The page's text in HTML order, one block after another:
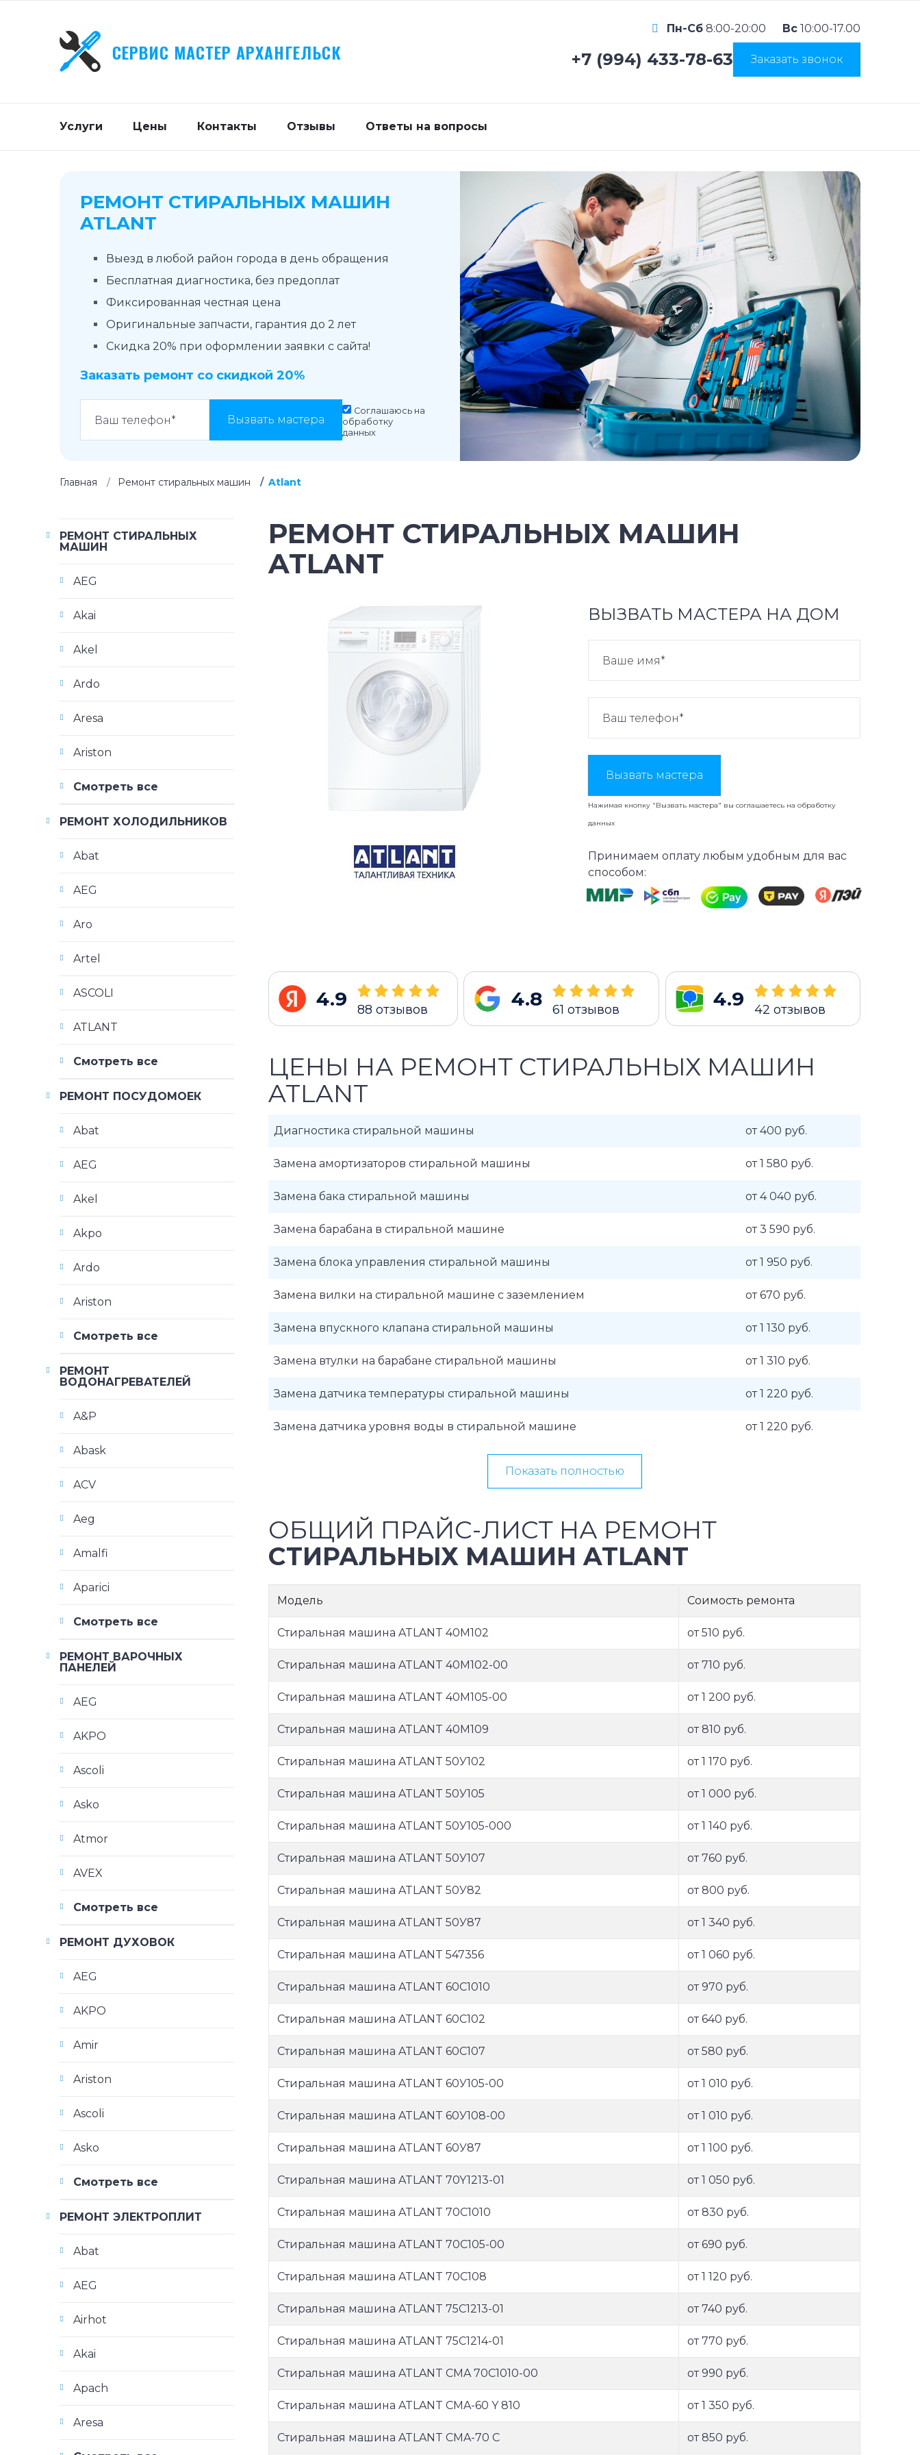
СЕРВИС МАСТЕР АРХАНГЕЛЬСК
Пн-Сб 8:00-20:00 Вс 10:00-17.00
+7 (994) 433-78-63 Заказать звонок
Услуги Цены Контакты Отзывы Ответы на вопросы
РЕМОНТ СТИРАЛЬНЫХ МАШИН
ATLANT
Выезд в любой район города в день обращения
Бесплатная диагностика, без предоплат
Фиксированная честная цена
Оригинальные запчасти, гарантия до 2 лет
Скидка 20% при оформлении заявки с сайта!
Заказать ремонт со скидкой 20%
Вызвать мастера
Соглашаюсь на
обработку
данных
Главная Ремонт стиральных машин Atlant
РЕМОНТ СТИРАЛЬНЫХ МАШИН
ATLANT
ВЫЗВАТЬ МАСТЕРА НА ДОМ
Вызвать мастера
Нажимая кнопку "Вызвать мастера" вы соглашаетесь наобработку
данных
Принимаем оплату любым удобным для вас
способом:
4.9 88 отзывов 4.8 61 отзывов 4.9 42 отзывов
ЦЕНЫ НА РЕМОНТ СТИРАЛЬНЫХ МАШИН
ATLANT
Диагностика стиральной машины от 400 руб.
Замена амортизаторов стиральной машины от 1 580 руб.
Замена бака стиральной машины от 4 040 руб.
Замена барабана в стиральной машине от 3 590 руб.
Замена блока управления стиральной машины от 1 950 руб.
Замена вилки на стиральной машине с заземлением от 670 руб.
Замена впускного клапана стиральной машины от 1 130 руб.
Замена втулки на барабане стиральной машины от 1 310 руб.
Замена датчика температуры стиральной машины от 1 220 руб.
Замена датчика уровня воды в стиральной машине от 1 220 руб.
Показать полностью
ОБЩИЙ ПРАЙС-ЛИСТ НА РЕМОНТ
СТИРАЛЬНЫХ МАШИН ATLANT
Модель Соимость ремонта
Стиральная машина ATLANT 40М102 от 510 руб.
Стиральная машина ATLANT 40М102-00 от 710 руб.
Стиральная машина ATLANT 40М105-00 от 1 200 руб.
Стиральная машина ATLANT 40М109 от 810 руб.
Стиральная машина ATLANT 50У102 от 1 170 руб.
Стиральная машина ATLANT 50У105 от 1 000 руб.
Стиральная машина ATLANT 50У105-000 от 1 140 руб.
Стиральная машина ATLANT 50У107 от 760 руб.
Стиральная машина ATLANT 50У82 от 800 руб.
Стиральная машина ATLANT 50У87 от 1 340 руб.
Стиральная машина ATLANT 547356 от 1 060 руб.
Стиральная машина ATLANT 60С1010 от 970 руб.
Стиральная машина ATLANT 60С102 от 640 руб.
Стиральная машина ATLANT 60С107 от 580 руб.
Стиральная машина ATLANT 60У105-00 от 1 010 руб.
Стиральная машина ATLANT 60У108-00 от 1 010 руб.
Стиральная машина ATLANT 60У87 от 1 100 руб.
Стиральная машина ATLANT 70Y1213-01 от 1 050 руб.
Стиральная машина ATLANT 70С1010 от 830 руб.
Стиральная машина ATLANT 70С105-00 от 690 руб.
Стиральная машина ATLANT 70С108 от 1 120 руб.
Стиральная машина ATLANT 75С1213-01 от 740 руб.
Стиральная машина ATLANT 75С1214-01 от 770 руб.
Стиральная машина ATLANT CMA 70C1010-00 от 990 руб.
Стиральная машина ATLANT CMA-60 Y 810 от 1 350 руб.
Стиральная машина ATLANT CMA-70 C от 850 руб.
РЕМОНТ СТИРАЛЬНЫХ
МАШИН
AEG
Akai
Akel
Ardo
Aresa
Ariston
Смотреть все
РЕМОНТ ХОЛОДИЛЬНИКОВ
Abat
AEG
Aro
Artel
ASCOLI
ATLANT
Смотреть все
РЕМОНТ ПОСУДОМОЕК
Abat
AEG
Akel
Akpo
Ardo
Ariston
Смотреть все
РЕМОНТ
ВОДОНАГРЕВАТЕЛЕЙ
A&P
Abask
ACV
Aeg
Amalfi
Aparici
Смотреть все
РЕМОНТ ВАРОЧНЫХ
ПАНЕЛЕЙ
AEG
AKPO
Ascoli
Asko
Atmor
AVEX
Смотреть все
РЕМОНТ ДУХОВОК
AEG
AKPO
Amir
Ariston
Ascoli
Asko
Смотреть все
РЕМОНТ ЭЛЕКТРОПЛИТ
Abat
AEG
Airhot
Akai
Apach
Aresa